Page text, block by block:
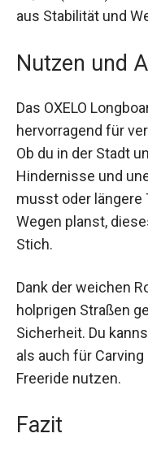
aus Stabilität und
Nutzen und
hervorragend für
Ob du in der Stadt
Hindernisse und
überwinden musst
ausgebauten
lässt dich nicht im
holprigen Straßen
Sicherheit. Du
Touring als auch
Schritte im Freeride
Fazit